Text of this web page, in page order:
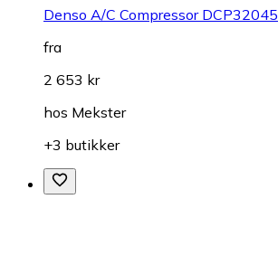
Denso A/C Compressor DCP32045
fra
2 653 kr
hos Mekster
+3 butikker